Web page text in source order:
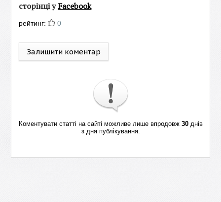
сторінці уFacebook
рейтинг: 0
Залишити коментар
Коментувати статті на сайті можливе лише впродовж 30днів
з дня публікування.